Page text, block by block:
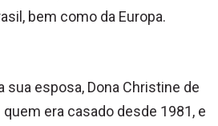
bem como da Europa.
esposa, Dona Christine de
era casado desde 1981, e